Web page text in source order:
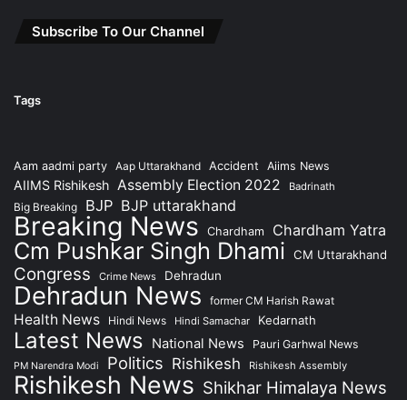
Subscribe To Our Channel
Tags
Aam aadmi party Aap Uttarakhand Accident Aiims News
AIIMS Rishikesh Assembly Election 2022 Badrinath
Big Breaking BJP BJP uttarakhand
Breaking News Chardham Chardham Yatra
Cm Pushkar Singh Dhami CM Uttarakhand
Congress Crime News Dehradun
Dehradun News former CM Harish Rawat
Health News Hindi News Hindi Samachar Kedarnath
Latest News National News Pauri Garhwal News
PM Narendra Modi Politics Rishikesh Rishikesh Assembly
Rishikesh News Shikhar Himalaya News